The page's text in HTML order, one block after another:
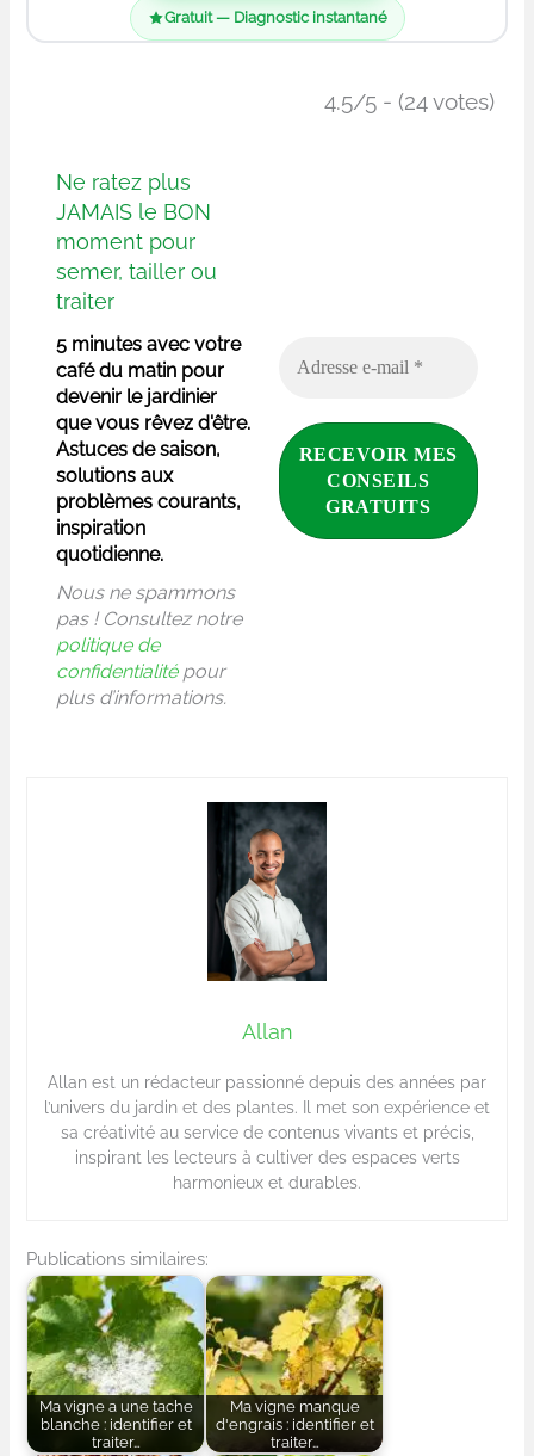
Gratuit — Diagnostic instantané
4.5/5 - (24 votes)
Ne ratez plus
JAMAIS le BON
moment pour
semer, tailler ou
traiter
5 minutes avec votre
café du matin pour
devenir le jardinier
que vous rêvez d'être.
Astuces de saison,
solutions aux
problèmes courants,
inspiration
quotidienne.
Nous ne spammons
pas ! Consultez notre
politique de
confidentialitépour
plus d’informations.
Allan
Allan est un rédacteur passionné depuis des années par
l’univers du jardin et des plantes. Il met son expérience et
sa créativité au service de contenus vivants et précis,
inspirant les lecteurs à cultiver des espaces verts
harmonieux et durables.
Publications similaires:
Ma vigne a une tache
blanche : identifier et
traiter…
Ma vigne manque
d'engrais : identifier et
traiter…